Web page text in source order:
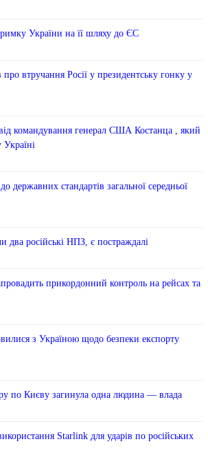
України на її шляху до ЄС
про втручання Росії у президентську гонку у
командування генерал США Костанца , який
державних стандартів загальної середньої
два російські НПЗ, є постраждалі
прикордонний контроль на рейсах та
з Україною щодо безпеки експорту
по Києву загинула одна людина — влада
Starlink для ударів по російських